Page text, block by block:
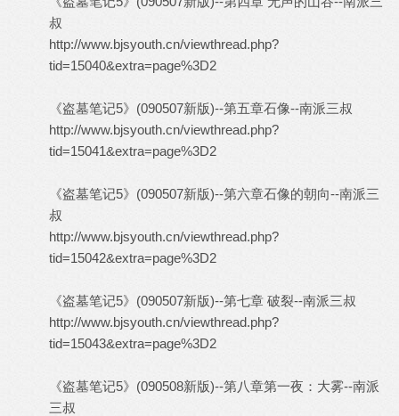
叔
http://www.bjsyouth.cn/viewthread.php?
tid=15040&extra=page%3D2
《盗墓笔记5》(090507新版)--第五章石像--南派三叔
http://www.bjsyouth.cn/viewthread.php?
tid=15041&extra=page%3D2
《盗墓笔记5》(090507新版)--第六章石像的朝向--南派三
叔
http://www.bjsyouth.cn/viewthread.php?
tid=15042&extra=page%3D2
《盗墓笔记5》(090507新版)--第七章 破裂--南派三叔
http://www.bjsyouth.cn/viewthread.php?
tid=15043&extra=page%3D2
《盗墓笔记5》(090508新版)--第八章第一夜：大雾--南派
三叔